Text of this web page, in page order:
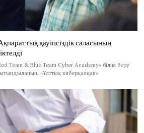
қауіпсіздік саласының
Team & Blue Team Cyber Academy» білім беру
«Ұлттық киберқалқан»